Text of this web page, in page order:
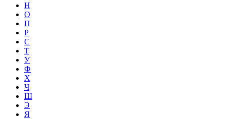
Н
О
П
Р
С
Т
У
Ф
Х
Ч
Ш
Э
Я